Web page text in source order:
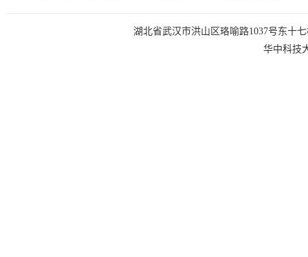
湖北省武汉市洪山区珞喻路1037号东十
华中科技